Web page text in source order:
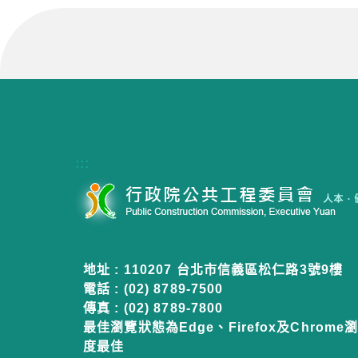
:::
地址 : 110207 台北市信義區松仁路3號9樓
電話 : (02) 8789-7500
傳真 : (02) 8789-7800
最佳瀏覽狀態為Edge、Firefox及Chrome
度最佳